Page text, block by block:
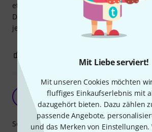
Mit Liebe serviert!
Mit unseren Cookies möchten
fluffiges Einkaufserlebnis mit
dazugehört bieten. Dazu zählen
passende Angebote,
und das Merken von
etwas blechig, aber das kann auch am
Die Oktav ist für mich ein Spielzeug, ich
jede Menge anderer Instrumente.
Perfekter Sound
Fiddler goes Dobro
Sound